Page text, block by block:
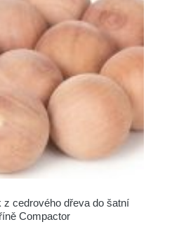
z cedrového dřeva do šatní
Compactor